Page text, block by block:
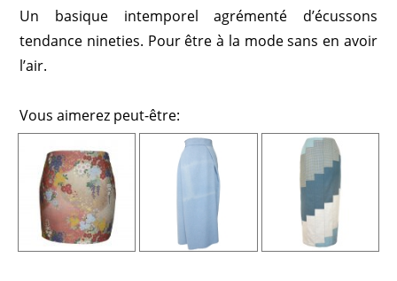
Un basique intemporel agrémenté d’écussons
tendance nineties. Pour être à la mode sans en avoir
l’air.
Vous aimerez peut-être: